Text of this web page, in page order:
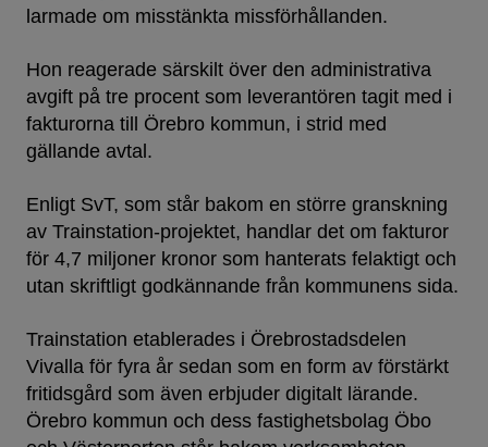
larmade om misstänkta missförhållanden.
Hon reagerade särskilt över den administrativa
avgift på tre procent som leverantören tagit med i
fakturorna till Örebro kommun, i strid med
gällande avtal.
Enligt SvT, som står bakom en större granskning
av Trainstation-projektet, handlar det om fakturor
för 4,7 miljoner kronor som hanterats felaktigt och
utan skriftligt godkännande från kommunens sida.
Trainstation etablerades i Örebrostadsdelen
Vivalla för fyra år sedan som en form av förstärkt
fritidsgård som även erbjuder digitalt lärande.
Örebro kommun och dess fastighetsbolag Öbo